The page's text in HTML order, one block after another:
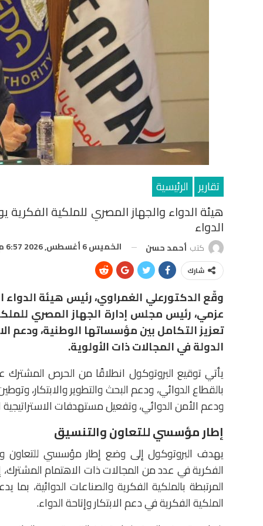
تقارير الرئيسية
هيئة الدواء والجهاز المصري للملكية
الدواء
كتب أحمد حسن الخميس 6 أغسطس, 2026 6:57 م
شارك
وقّع الدكتورعلي الغمراوي، رئيس هيئة
عزمي، رئيس مجلس إدارة الجهاز المصري
تعزيز التكامل بين مؤسساتها الوطنية، ودعم
الدولة في المجالات ذات الأولوية.
يأتي توقيع البروتوكول انطلاقًا من الحرص
بالقطاع الدوائي، ودعم البحث والتطوير والابتكار،
ودعم الأمن الدوائي، وتفعيل مستهدفات الاستراتيجية
إطار مؤسسي للتعاون والتنسيق
يهدف البروتوكول إلى وضع إطار مؤسسي للتعاون
الفكرية في عدد من المجالات ذات الاهتمام
المرتبطة بالملكية الفكرية والصناعات الدوائية،
الملكية الفكرية في دعم الابتكار وإتاحة الدواء.